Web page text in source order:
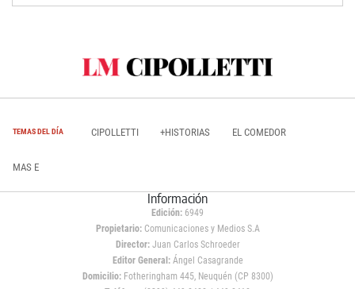
TEMAS DEL DÍA CIPOLLETTI +HISTORIAS EL COMEDOR
MAS E
Información
Edición: 6949
Propietario:Comunicaciones y Medios S.A
Director: Juan Carlos Schroeder
Editor General:Ángel Casagrande
Domicilio:Fotheringham 445, Neuquén (CP 8300)